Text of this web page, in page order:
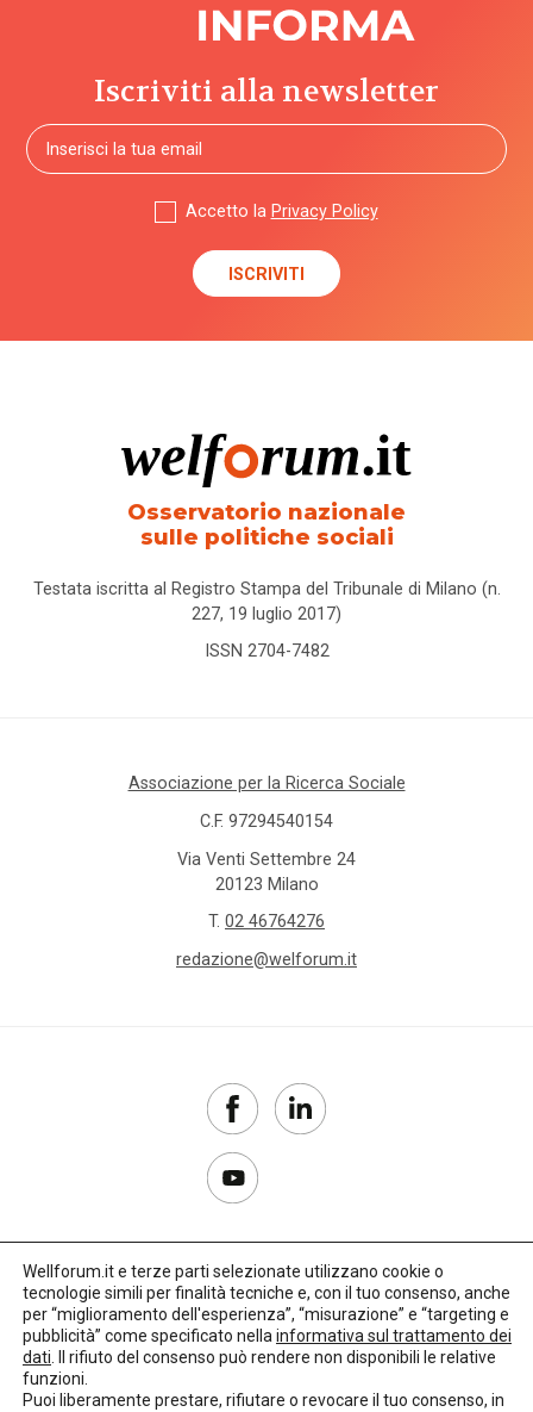
Iscriviti alla newsletter
Accetto la Privacy Policy
Osservatorio nazionale
sulle politiche sociali
Testata iscritta al Registro Stampa del Tribunale di Milano (n.
227, 19 luglio 2017)
ISSN 2704-7482
Associazione per la Ricerca Sociale
C.F. 97294540154
Via Venti Settembre 24
20123 Milano
T. 02 46764276
redazione@welforum.it
Copyright 2017–2026
Privacy Policy
Wellforum.it e terze parti selezionate utilizzano cookie o
tecnologie simili per finalità tecniche e, con il tuo consenso, anche
per “miglioramento dell'esperienza”, “misurazione” e “targeting e
pubblicità” come specificato nella informativa sul trattamento dei
dati . Il rifiuto del consenso può rendere non disponibili le relative
funzioni.
Puoi liberamente prestare, rifiutare o revocare il tuo consenso, in